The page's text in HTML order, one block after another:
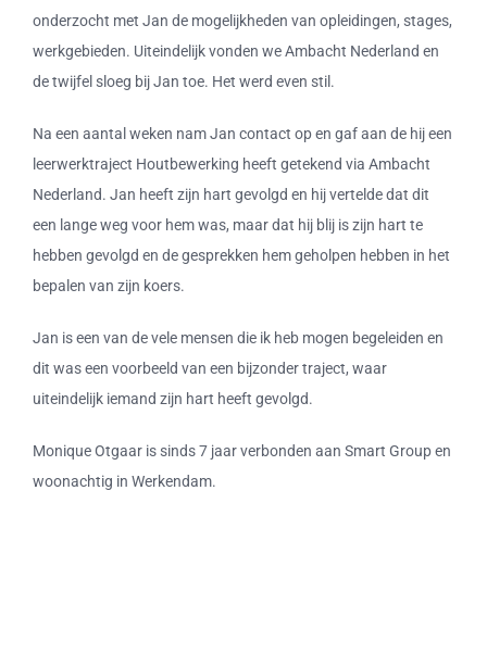
onderzocht met Jan de mogelijkheden van opleidingen, stages,
werkgebieden. Uiteindelijk vonden we Ambacht Nederland en
de twijfel sloeg bij Jan toe. Het werd even stil.
Na een aantal weken nam Jan contact op en gaf aan de hij een
leerwerktraject Houtbewerking heeft getekend via Ambacht
Nederland. Jan heeft zijn hart gevolgd en hij vertelde dat dit
een lange weg voor hem was, maar dat hij blij is zijn hart te
hebben gevolgd en de gesprekken hem geholpen hebben in het
bepalen van zijn koers.
Jan is een van de vele mensen die ik heb mogen begeleiden en
dit was een voorbeeld van een bijzonder traject, waar
uiteindelijk iemand zijn hart heeft gevolgd.
Monique Otgaar is sinds 7 jaar verbonden aan Smart Group en
woonachtig in Werkendam.